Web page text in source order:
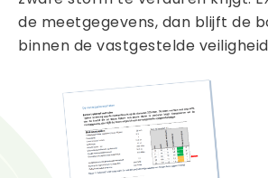
de meetgegevens, dan blijft de
binnen de vastgestelde